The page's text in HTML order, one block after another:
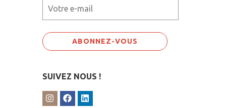
SUIVEZ NOUS !